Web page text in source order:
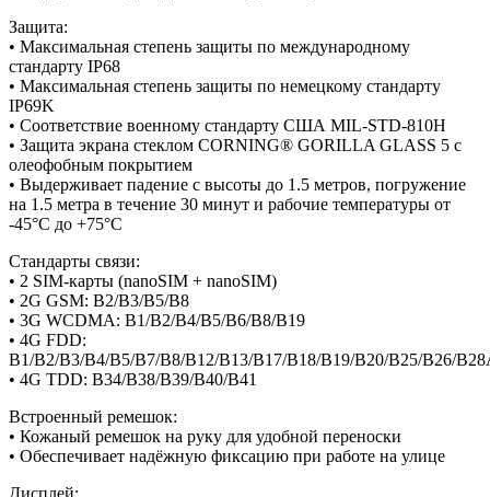
Защита:
• Максимальная степень защиты по международному
стандарту IP68
• Максимальная степень защиты по немецкому стандарту
IP69K
• Соответствие военному стандарту США MIL-STD-810H
• Защита экрана стеклом CORNING® GORILLA GLASS 5 с
олеофобным покрытием
• Выдерживает падение с высоты до 1.5 метров, погружение
на 1.5 метра в течение 30 минут и рабочие температуры от
-45°C до +75°C
Стандарты связи:
• 2 SIM-карты (nanoSIM + nanoSIM)
• 2G GSM: B2/B3/B5/B8
• 3G WCDMA: B1/B2/B4/B5/B6/B8/B19
• 4G FDD:
B1/B2/B3/B4/B5/B7/B8/B12/B13/B17/B18/B19/B20/B25/B26/
• 4G TDD: B34/B38/B39/B40/B41
Встроенный ремешок:
• Кожаный ремешок на руку для удобной переноски
• Обеспечивает надёжную фиксацию при работе на улице
Дисплей: